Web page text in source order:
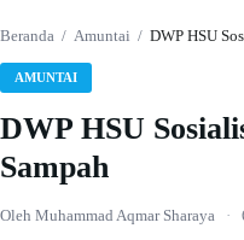
Beranda / Amuntai / DWP HSU
AMUNTAI
DWP HSU
Sampah
Oleh Muhammad Aqmar Sharaya ·